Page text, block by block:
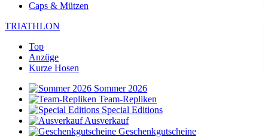
Caps & Mützen
TRIATHLON
Top
Anzüge
Kurze Hosen
Sommer 2026
Team-Repliken
Special Editions
Ausverkauf
Geschenkgutscheine